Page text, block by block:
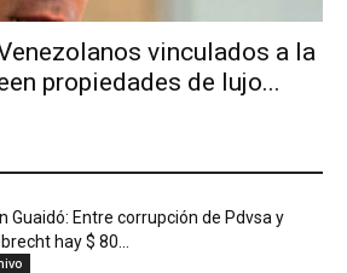
vinculados a la
propiedades de lujo...
Guaidó: Entre corrupción de Pdvsa y
hay $ 80...